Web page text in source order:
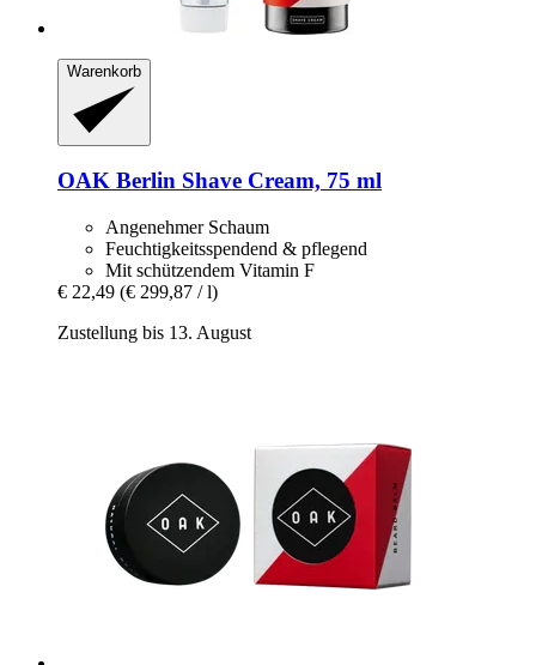
Warenkorb
OAK Berlin Shave Cream, 75 ml
Angenehmer Schaum
Feuchtigkeitsspendend & pflegend
Mit schützendem Vitamin F
€ 22,49 (€ 299,87 / l)
Zustellung bis 13. August